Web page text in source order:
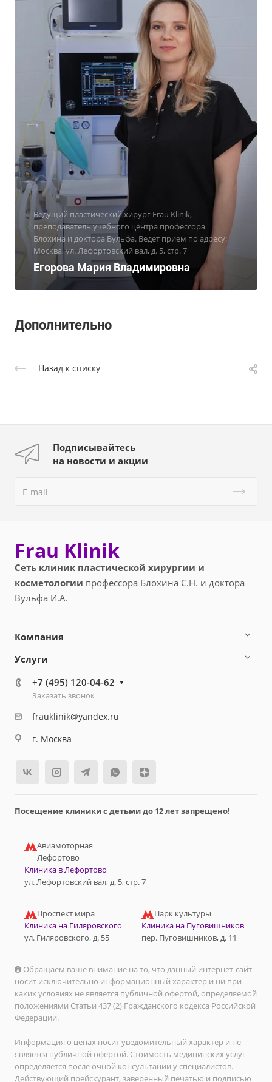
Ведущий пластический хирург Frau Klinik,
преподаватель учебного центра профессора
Блохина и доктора Вульфа. Ведет прием по адресу:
Москва, ул. Лефортовский вал, д. 5, стр. 7
Егорова Мария Владимировна
Дополнительно
Назад к списку
Подписывайтесь
на новости и акции
Frau Klinik
Сеть клиник пластической хирургии и
косметологии профессора Блохина С.Н. и доктора
Вульфа И.А.
Компания
Услуги
+7 (495) 120-04-62
Заказать звонок
frauklinik@yandex.ru
г. Москва
Посещение клиники с детьми до 12 лет запрещено!
Авиамоторная
Лефортово
Клиника в Лефортово
ул. Лефортовский вал, д. 5, стр. 7
Проспект мира
Клиника на Гиляровского
ул. Гиляровского, д. 55
Парк культуры
Клиника на Пуговишников
пер. Пуговишников, д. 11
Обращаем ваше внимание на то, что данный интернет-сайт
носит исключительно информационный характер и ни при
каких условиях не является публичной офертой, определяемой
положениями Статьи 437 (2) Гражданского кодекса Российской
Федерации.
Информация о ценах носит уведомительный характер и не
является публичной офертой. Стоимость медицинских услуг
определяется после очной консультации у специалистов.
Действующий прейскурант, заверенный печатью и подписью